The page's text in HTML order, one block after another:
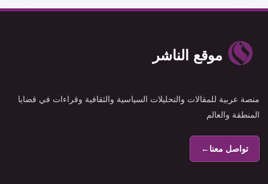
موقع الناشر
منصة عربية للمقالات والتحليلات السياسية والثقافية وقراءات في قضايا
المنطقة والعالم
تواصل معنا←